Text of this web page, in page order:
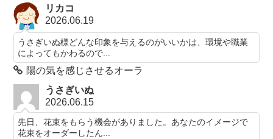
リカコ
2026.06.19
うさぎいぬ様どんな印象を与えるのがいいかは、環境や職業
によってもかわるので...
陽の気を感じさせるオーラ
うさぎいぬ
2026.06.15
先日、花束をもらう機会がありました。あなたのイメージで
花束をオーダーしたん...